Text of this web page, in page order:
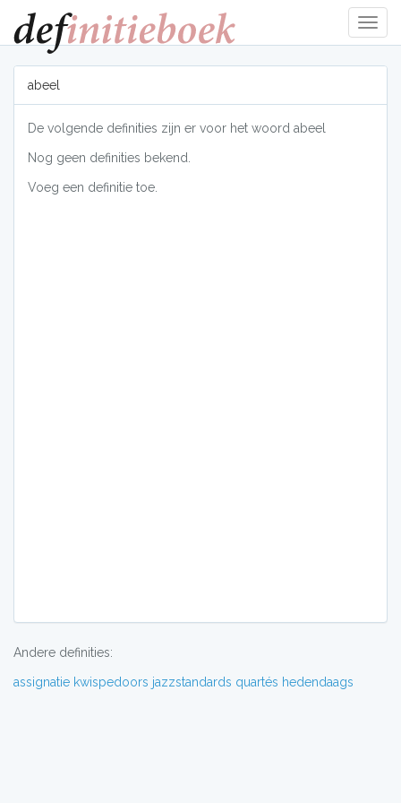
tonen
abeel
De volgende definities zijn er voor het woord abeel
Nog geen definities bekend.
Voeg een definitie toe.
Andere definities:
assignatie kwispedoors jazzstandards quartés hedendaags